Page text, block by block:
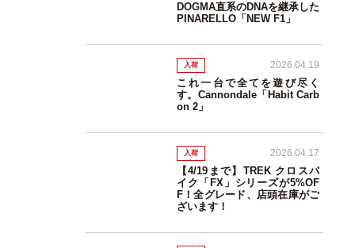
DOGMA直系のDNAを継承した
PINARELLO「NEW F1」
入荷 2026.04.19
これ一台で全てを遊び尽く
す。Cannondale「Habit Carb
on 2」
入荷 2026.04.17
【4/19まで】TREK クロスバ
イク「FX」シリーズが5%OF
F！全グレード、店頭在庫がご
ざいます！